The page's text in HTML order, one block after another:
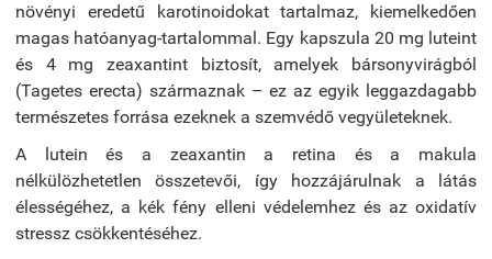
növényi eredetű karotinoidokat tartalmaz, kiemelkedően
magas hatóanyag-tartalommal. Egy kapszula 20 mg luteint
és 4 mg zeaxantint biztosít, amelyek bársonyvirágból
(Tagetes erecta) származnak – ez az egyik leggazdagabb
természetes forrása ezeknek a szemvédő vegyületeknek.
A lutein és a zeaxantin a retina és a makula
nélkülözhetetlen összetevői, így hozzájárulnak a látás
élességéhez, a kék fény elleni védelemhez és az oxidatív
stressz csökkentéséhez.